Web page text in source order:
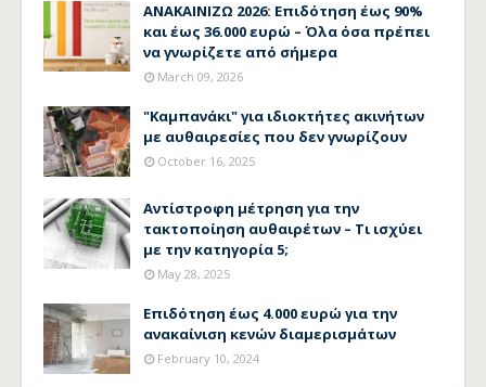
ΑΝΑΚΑΙΝΙΖΩ 2026: Επιδότηση έως 90%
και έως 36.000 ευρώ – Όλα όσα πρέπει
να γνωρίζετε από σήμερα
March 09, 2026
"Καμπανάκι" για ιδιοκτήτες ακινήτων
με αυθαιρεσίες που δεν γνωρίζουν
October 16, 2025
Αντίστροφη μέτρηση για την
τακτοποίηση αυθαιρέτων – Τι ισχύει
με την κατηγορία 5;
May 28, 2025
Επιδότηση έως 4.000 ευρώ για την
ανακαίνιση κενών διαμερισμάτων
February 10, 2024